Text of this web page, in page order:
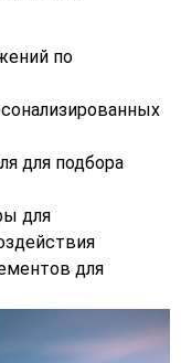
по
для подбора
для
для